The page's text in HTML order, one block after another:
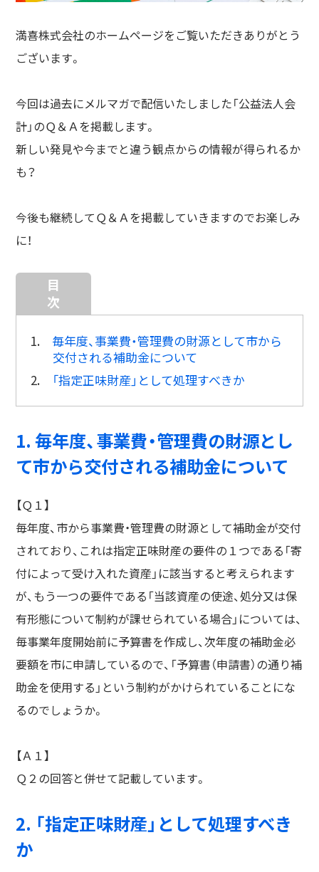
満喜株式会社のホームページをご覧いただきありがとう
ございます。
今回は過去にメルマガで配信いたしました「公益法人会
計」のＱ＆Ａを掲載します。
新しい発見や今までと違う観点からの情報が得られるか
も？
今後も継続してＱ＆Ａを掲載していきますのでお楽しみ
に！
目
次
1. 毎年度、事業費・管理費の財源として市から
交付される補助金について
2.
「指定正味財産」として処理すべきか
1. 毎年度、事業費・管理費の財源とし
て市から交付される補助金について
【Ｑ１】
毎年度、市から事業費・管理費の財源として補助金が交付
されており、これは指定正味財産の要件の１つである「寄
付によって受け入れた資産」に該当すると考えられます
が、もう一つの要件である「当該資産の使途、処分又は保
有形態について制約が課せられている場合」については、
毎事業年度開始前に予算書を作成し、次年度の補助金必
要額を市に申請しているので、「予算書（申請書）の通り補
助金を使用する」という制約がかけられていることにな
るのでしょうか。
【Ａ１】
Ｑ２の回答と併せて記載しています。
2. 「指定正味財産」として処理すべき
か